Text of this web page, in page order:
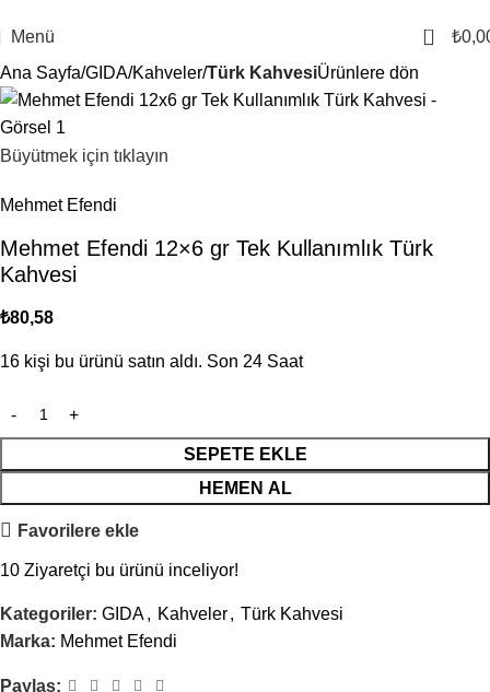
Menü 0 ₺
Ana Sayfa GIDA Kahveler Türk KahvesiÜrünlere dön
Büyütmek için tıklayın
Mehmet Efendi
Mehmet Efendi 12×6 gr Tek Kullanımlık Türk
Kahvesi
₺80,58
16 kişi bu ürünü satın aldı. Son 24 Saat
SEPETE EKLE
HEMEN AL
Favorilere ekle
10 Ziyaretçi bu ürünü inceliyor!
Kategoriler: GIDA, Kahveler, Türk Kahvesi
Marka: Mehmet Efendi
Paylaş: